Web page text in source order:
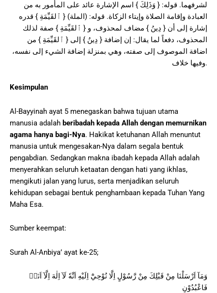
لشرفهما. قوله: { وَذَلِكَ } اسم الإشارة عائد على المأمور به من
العبادة وإقامة الصلاة وإيتاء الزكاة. قوله: (الملة) { ٱلقَيِّمَةِ } قدره
إشارة إلى أن { دِينُ } مضاف لمحذوف، و { ٱلقَيِّمَةِ } صفة لذلك
المحذوف، دفعاً لما يقال: إن إضافة { دِينُ } إلى { ٱلقَيِّمَةِ } من
اضافة الموصوف إلى صفته، وهي بمنزلة إضافة الشيء إلى نفسه،
وفيها خلاف.
Kesimpulan
Al-Bayyinah ayat 5 menegaskan bahwa tujuan utama
manusia adalah beribadah kepada Allah dengan memurnikan
agama hanya bagi-Nya. Hakikat ketuhanan Allah menuntut
manusia untuk mengesakan-Nya dalam segala bentuk
pengabdian. Sedangkan makna ibadah kepada Allah adalah
menyerahkan seluruh ketaatan dengan hati yang ikhlas,
mengikuti jalan yang lurus, serta menjadikan seluruh
kehidupan sebagai bentuk penghambaan kepada Tuhan Yang
Maha Esa.
Sumber keempat:
Surah Al-Anbiya’ ayat ke-25;
وَمَآ اَرْسَلْنَا مِنْ قَبْلِكَ مِنْ رَّسُوْلٍ اِلَّا نُوْحِيْٓ اِلَيْهِ اَنَّهٗ لَآ اِلٰهَ اِلَّآ اَنَا۠
فَاعْبُدُوْنِ